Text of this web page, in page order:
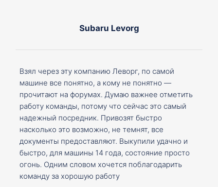
Subaru Levorg
Взял через эту компанию Леворг, по самой
машине все понятно, а кому не понятно —
прочитают на форумах. Думаю важнее отметить
работу команды, потому что сейчас это самый
надежный посредник. Привозят быстро
насколько это возможно, не темнят, все
документы предоставляют. Выкупили удачно и
быстро, для машины 14 года, состояние просто
огонь. Одним словом хочется поблагодарить
команду за хорошую работу